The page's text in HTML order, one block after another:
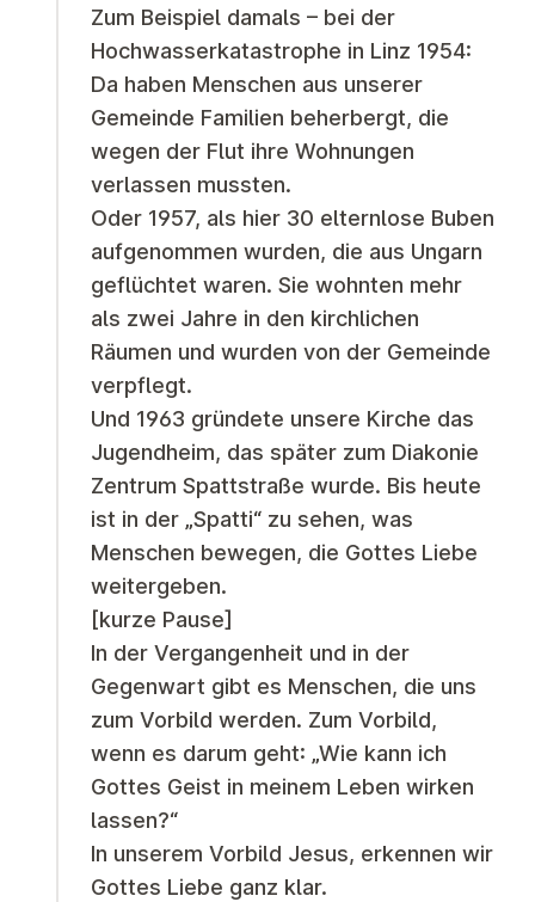
Zum Beispiel damals – bei der
Hochwasserkatastrophe in Linz 1954:
Da haben Menschen aus unserer
Gemeinde Familien beherbergt, die
wegen der Flut ihre Wohnungen
verlassen mussten.
Oder 1957, als hier 30 elternlose Buben
aufgenommen wurden, die aus Ungarn
geflüchtet waren. Sie wohnten mehr
als zwei Jahre in den kirchlichen
Räumen und wurden von der Gemeinde
verpflegt.
Und 1963 gründete unsere Kirche das
Jugendheim, das später zum Diakonie
Zentrum Spattstraße wurde. Bis heute
ist in der „Spatti“ zu sehen, was
Menschen bewegen, die Gottes Liebe
weitergeben.
[kurze Pause]
In der Vergangenheit und in der
Gegenwart gibt es Menschen, die uns
zum Vorbild werden. Zum Vorbild,
wenn es darum geht: „Wie kann ich
Gottes Geist in meinem Leben wirken
lassen?“
In unserem Vorbild Jesus, erkennen wir
Gottes Liebe ganz klar.